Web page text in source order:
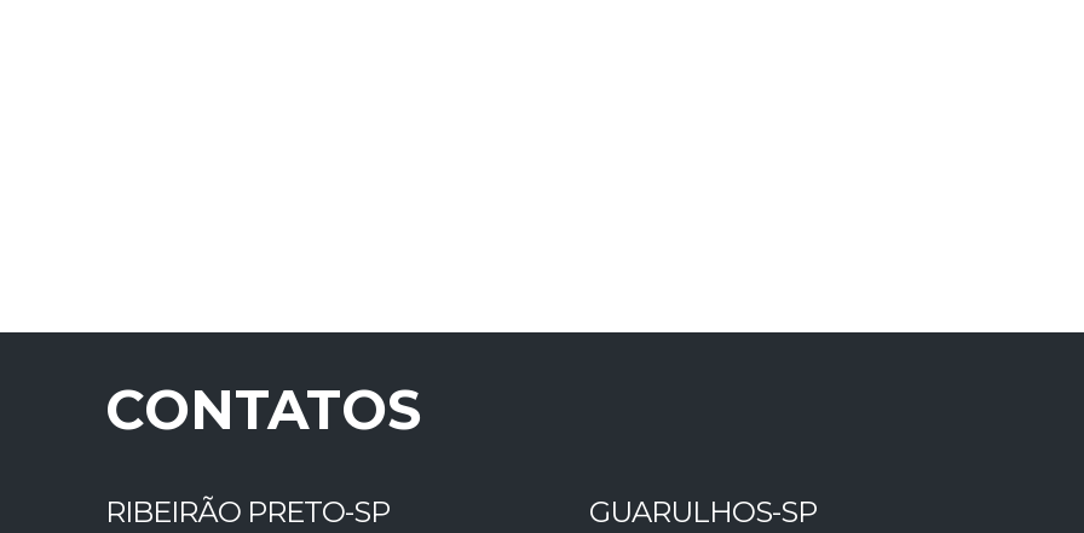
CONTATOS
RIBEIRÃO PRETO-SP GUARULHOS-SP